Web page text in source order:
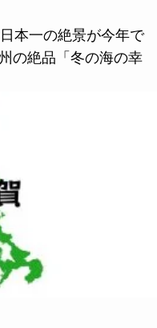
本一の絶景が今年で
の絶品「冬の海の幸